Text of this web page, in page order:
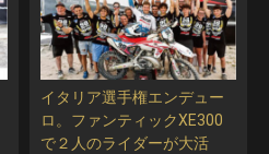
イタリア選手権エンデュー
ロ。ファンティックXE300
で２人のライダーが大活